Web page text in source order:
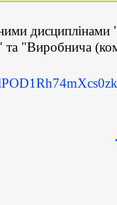
та "Виробнича